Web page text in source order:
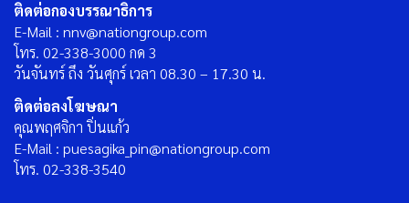
ติดต่อกองบรรณาธิการ
E-Mail : nnv@nationgroup.com
โทร. 02-338-3000 กด 3
วันจันทร์ ถึง วันศุกร์ เวลา 08.30 – 17.30 น.
ติดต่อลงโฆษณา
คุณพฤศจิกา ปิ่นแก้ว
E-Mail : puesagika_pin@nationgroup.com
โทร. 02-338-3540